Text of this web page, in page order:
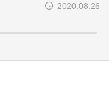
2020.08.26